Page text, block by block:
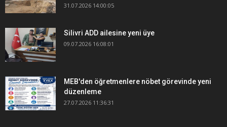
31.07.2026 14:00:05
Silivri ADD ailesine yeni üye
09.07.2026 16:08:01
MEB'den öğretmenlere nöbet görevinde yeni
düzenleme
27.07.2026 11:36:31